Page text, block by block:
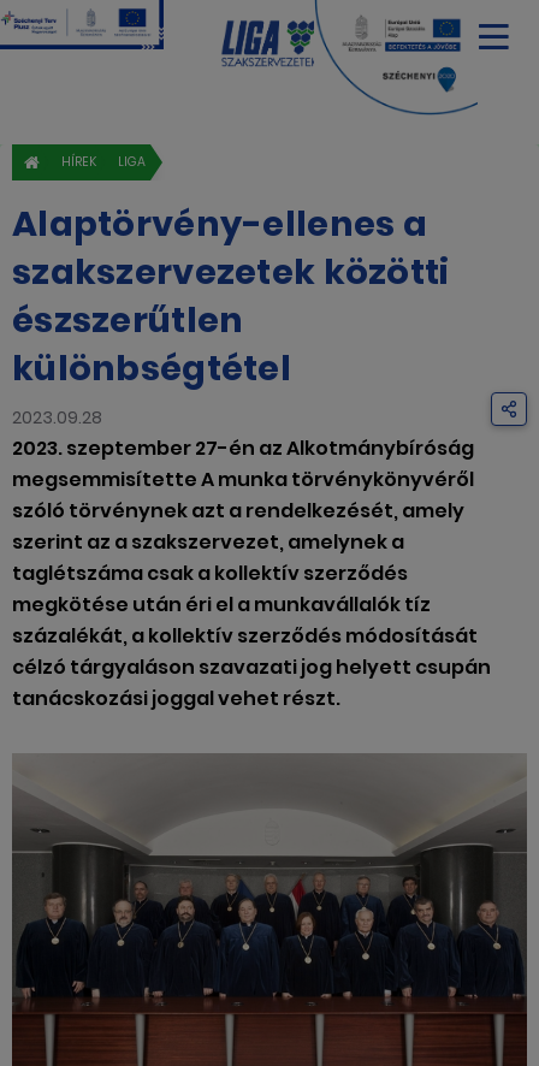
HÍREK LIGA
Alaptörvény-ellenes a
szakszervezetek közötti
észszerűtlen
különbségtétel
2023.09.28
2023. szeptember 27-én az Alkotmánybíróság
megsemmisítette A munka törvénykönyvéről
szóló törvénynek azt a rendelkezését, amely
szerint az a szakszervezet, amelynek a
taglétszáma csak a kollektív szerződés
megkötése után éri el a munkavállalók tíz
százalékát, a kollektív szerződés módosítását
célzó tárgyaláson szavazati jog helyett csupán
tanácskozási joggal vehet részt.